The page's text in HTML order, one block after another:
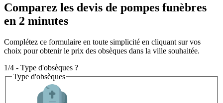
Comparez les devis de pompes funèbres
en 2 minutes
Complétez ce formulaire en toute simplicité en cliquant sur vos
choix pour obtenir le prix des obsèques dans la ville souhaitée.
1/4 - Type d'obsèques ?
Type d'obsèques